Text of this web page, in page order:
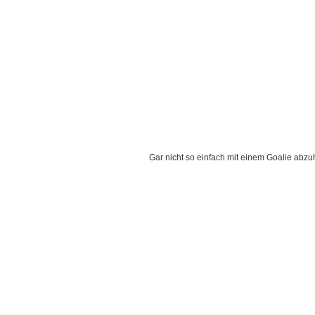
Gar nicht so einfach mit einem Goalie